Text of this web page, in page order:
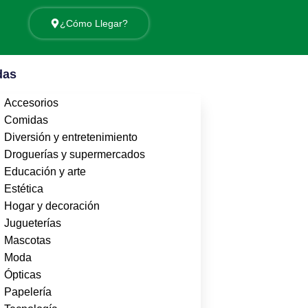
¿Cómo Llegar?
Accesorios
Comidas
Diversión y entretenimiento
Droguerías y supermercados
Educación y arte
Estética
Hogar y decoración
Jugueterías
Mascotas
Moda
Ópticas
Papelería